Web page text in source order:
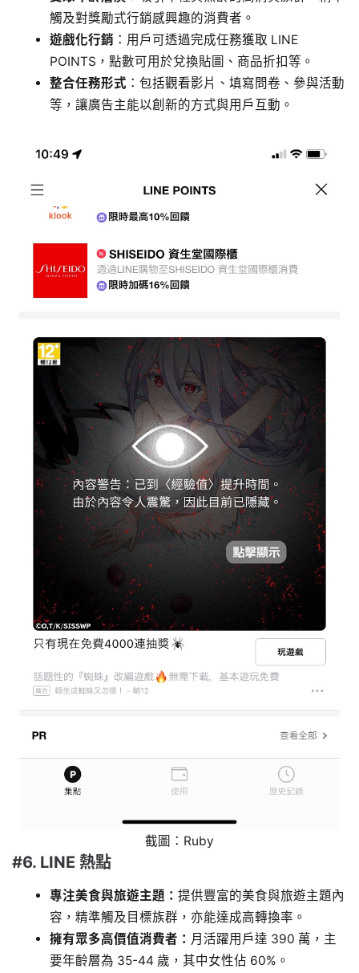
觸及對獎勵式行銷感興趣的消費者。
遊戲化行銷 ：用戶可透過完成任務獲取 LINE
POINTS，點數可用於兌換貼圖、商品折扣等。
整合任務形式 ：包括觀看影片、填寫問卷、參與活動
等，讓廣告主能以創新的方式與用戶互動。
截圖：Ruby
#6. LINE 熱點
專注美食與旅遊主題： 提供豐富的美食與旅遊主題內
容，精準觸及目標族群，亦能達成高轉換率。
擁有眾多高價值消費者： 月活躍用戶達 390 萬，主
要年齡層為 35-44 歲，其中女性佔 60%。